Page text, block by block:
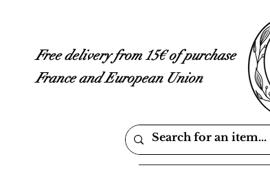
Free delivery from 15€ of purchase
France and European Union